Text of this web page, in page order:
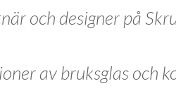
och designer på
av bruksglas och